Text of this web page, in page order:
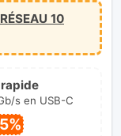
10
s en USB-C